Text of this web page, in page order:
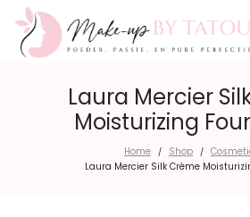
Laura Mercier
Moisturizing
Home / Shop /
Laura Mercier Silk Crème